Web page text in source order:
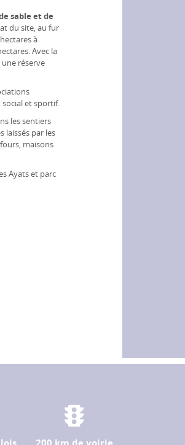
sable et de
du site, au fur
à
Avec la
réserve
et sportif.
les sentiers
laissés par les
maisons
Ayats et parc